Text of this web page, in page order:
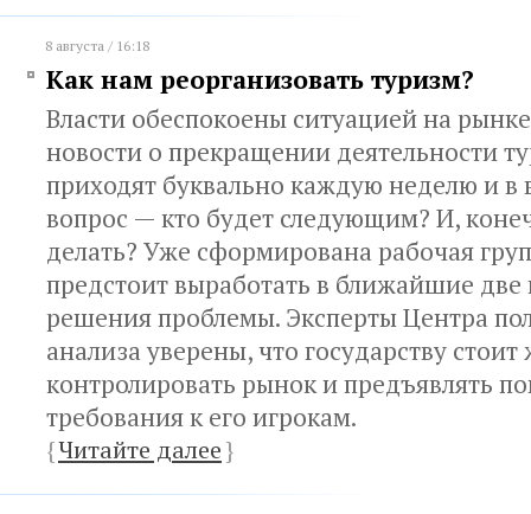
8 августа / 16:18
Как нам реорганизовать туризм?
Власти обеспокоены ситуацией на
новости о прекращении деятельности
приходят буквально каждую неделю и в
вопрос — кто будет следующим? И,
делать? Уже сформирована рабочая
предстоит выработать в ближайшие
решения проблемы. Эксперты Центра
анализа уверены, что государству стоит
контролировать рынок и предъявлять
требования к его игрокам.
{Читайте далее}